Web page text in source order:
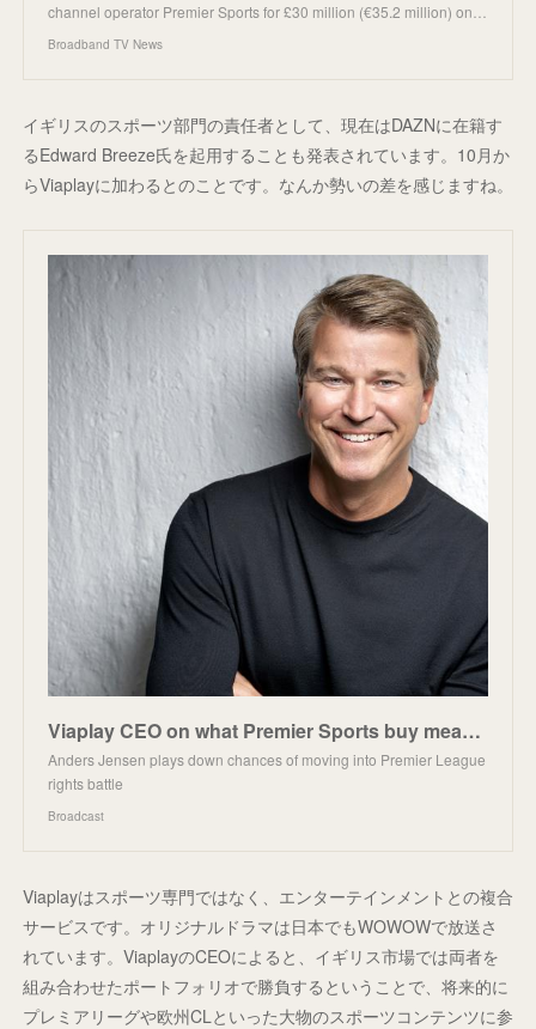
channel operator Premier Sports for £30 million (€35.2 million) on…
Broadband TV News
イギリスのスポーツ部門の責任者として、現在はDAZNに在籍す
るEdward Breeze氏を起用することも発表されています。10月か
らViaplayに加わるとのことです。なんか勢いの差を感じますね。
Viaplay CEO on what Premier Sports buy means for UK launch
Anders Jensen plays down chances of moving into Premier League
rights battle
Broadcast
Viaplayはスポーツ専門ではなく、エンターテインメントとの複合
サービスです。オリジナルドラマは日本でもWOWOWで放送さ
れています。ViaplayのCEOによると、イギリス市場では両者を
組み合わせたポートフォリオで勝負するということで、将来的に
プレミアリーグや欧州CLといった大物のスポーツコンテンツに参